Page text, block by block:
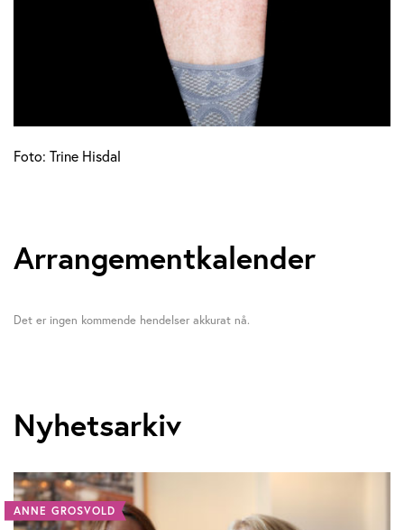
Foto: Trine Hisdal
Arrangementkalender
Det er ingen kommende hendelser akkurat nå.
Nyhetsarkiv
ANNE GROSVOLD